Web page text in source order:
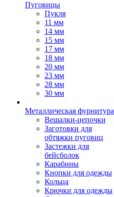
Пуговицы
Пукля
11 мм
14 мм
15 мм
17 мм
18 мм
20 мм
23 мм
28 мм
30 мм
Металлическая фурнитура
Вешалки-цепочки
Заготовки для
обтяжки пуговиц
Застежки для
бейсболок
Карабины
Кнопки для одежды
Кольца
Крючки для одежды